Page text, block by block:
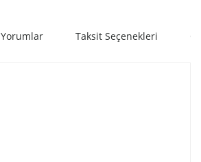
Yorumlar Taksit Seçenekleri